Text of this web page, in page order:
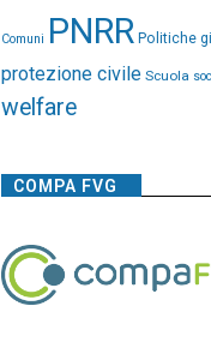
Comuni PNRR Politiche
protezione civile Scuola
welfare
COMPA FVG